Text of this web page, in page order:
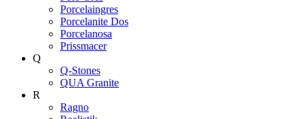
Porcelaingres
Porcelanite Dos
Porcelanosa
Prissmacer
Q
Q-Stones
QUA Granite
R
Ragno